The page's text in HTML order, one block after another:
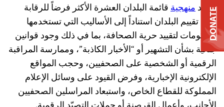
تعتمدمنهجيةقائمة البلدان العشرة الأكثر فرضاً للرقابة
على تقييم البلدان استناداً إلى الأساليب التي تستخدمها
الحكومات لتقييد حرية الصحافة، بما في ذلك وجود قوانين
جنائية بشأن التشهير أو “الأخبار الكاذبة”، وممارسة المراقبة
الرقمية أو الشخصية على الصحفيين، وحجب المواقع
الإلكترونية الإخبارية، وفرض القيود على وسائل الإعلام
المملوكة للقطاع الخاص، واستبعاد المراسلين الصحفيين
DONATE